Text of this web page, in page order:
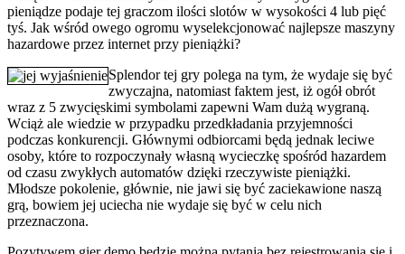
pieniądze podaje tej graczom ilości slotów w wysokości 4 lub pięć
tyś. Jak wśród owego ogromu wyselekcjonować najlepsze maszyny
hazardowe przez internet przy pieniążki?
Splendor tej gry polega na tym, że wydaje się być
zwyczajna, natomiast faktem jest, iż ogół obrót
wraz z 5 zwycięskimi symbolami zapewni Wam dużą wygraną.
Wciąż ale wiedzie w przypadku przedkładania przyjemności
podczas konkurencji. Głównymi odbiorcami będą jednak leciwe
osoby, które to rozpoczynały własną wycieczkę spośród hazardem
od czasu zwykłych automatów dzięki rzeczywiste pieniążki.
Młodsze pokolenie, głównie, nie jawi się być zaciekawione naszą
grą, bowiem jej uciecha nie wydaje się być w celu nich
przeznaczona.